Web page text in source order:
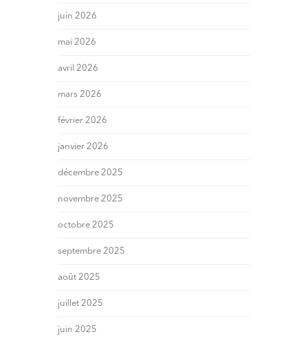
juin 2026
mai 2026
avril 2026
mars 2026
février 2026
janvier 2026
décembre 2025
novembre 2025
octobre 2025
septembre 2025
août 2025
juillet 2025
juin 2025